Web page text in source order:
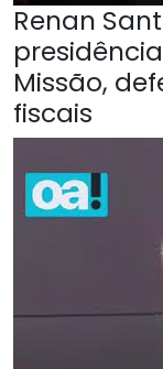
Renan
Missão,
fiscais